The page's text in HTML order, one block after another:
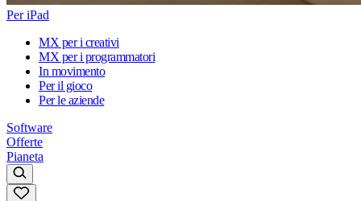
Per iPad
MX per i creativi
MX per i programmatori
In movimento
Per il gioco
Per le aziende
Software
Offerte
Pianeta